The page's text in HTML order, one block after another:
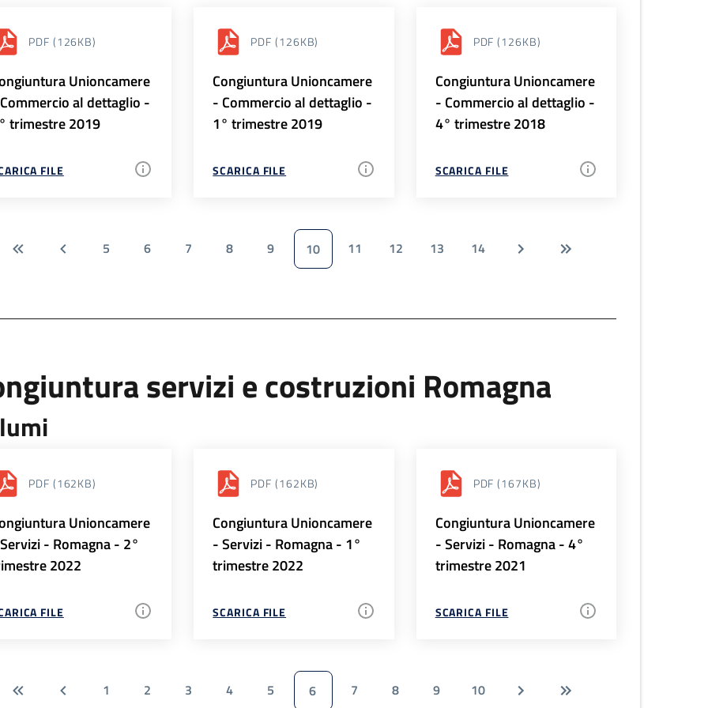
PDF (126KB)
Unioncamere
al dettaglio -
trimestre 2019
FILE
PDF (126KB)
Congiuntura Unioncamere
- Commercio al dettaglio -
1° trimestre 2019
SCARICA FILE
PDF (126KB)
Congiuntura Unioncamere
- Commercio al dettaglio -
4° trimestre 2018
SCARICA FILE
5 6 7 8 9 10 11 12 13 14
servizi e costruzioni Romagna
PDF (162KB)
Unioncamere
- Romagna - 2°
2022
FILE
PDF (162KB)
Congiuntura Unioncamere
- Servizi - Romagna - 1°
trimestre 2022
SCARICA FILE
PDF (167KB)
Congiuntura Unioncamere
- Servizi - Romagna - 4°
trimestre 2021
SCARICA FILE
1 2 3 4 5 6 7 8 9 10